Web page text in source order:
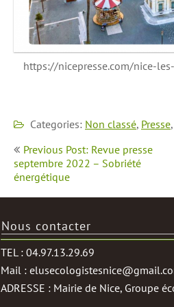
https://nicepresse.com/nice-
Categories: Non classé, Presse,
Navigation
de
l’article
Previous Post: Revue presse
septembre 2022 – Sobriété
énergétique
Nous contacter
TEL : 04.97.13.29.69
Mail :
ADRESSE : Mairie de Nice, Groupe